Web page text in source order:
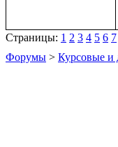
Страницы: 1 2 3 4 5 6 7
Форумы > Курсовые и